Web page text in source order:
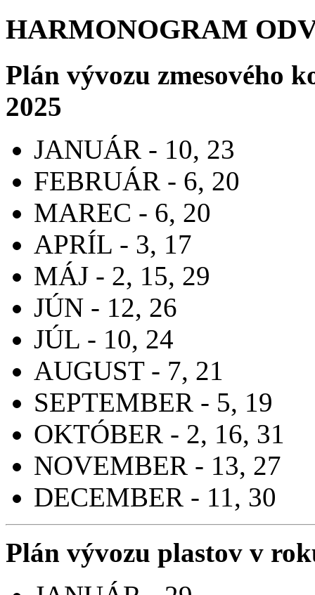
HARMONOGRAM
Plán vývozu zmesového
2025
JANUÁR - 10, 23
FEBRUÁR - 6, 20
MAREC - 6, 20
APRÍL - 3, 17
MÁJ - 2, 15, 29
JÚN - 12, 26
JÚL - 10, 24
AUGUST - 7, 21
SEPTEMBER - 5, 19
OKTÓBER - 2, 16, 31
NOVEMBER - 13, 27
DECEMBER - 11, 30
Plán vývozu plastov v